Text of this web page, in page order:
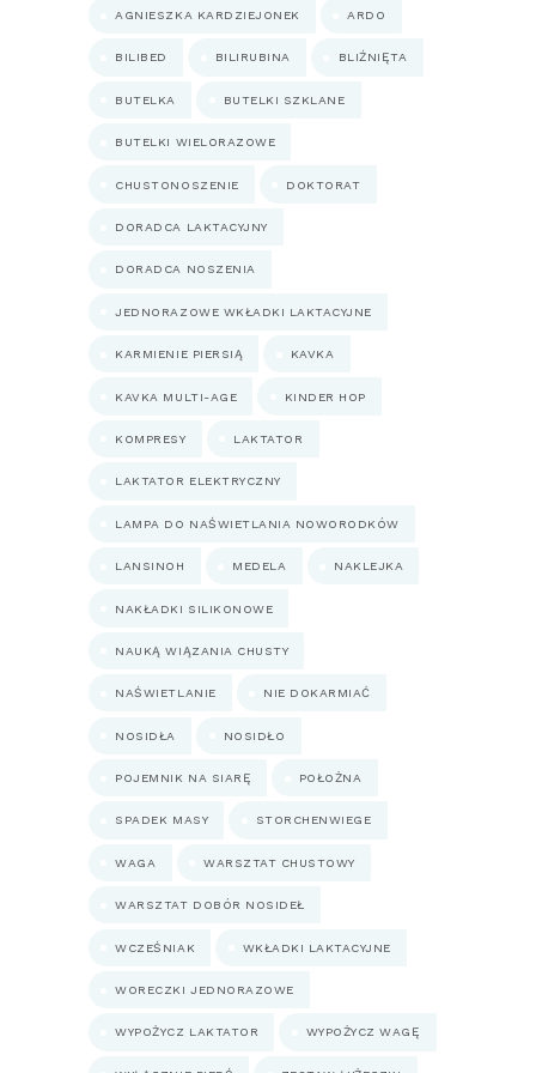
AGNIESZKA KARDZIEJONEK ARDO
BILIBED BILIRUBINA BLIŹNIĘTA
BUTELKA BUTELKI SZKLANE
BUTELKI WIELORAZOWE
CHUSTONOSZENIE DOKTORAT
DORADCA LAKTACYJNY
DORADCA NOSZENIA
JEDNORAZOWE WKŁADKI LAKTACYJNE
KARMIENIE PIERSIĄ KAVKA
KAVKA MULTI-AGE KINDER HOP
KOMPRESY LAKTATOR
LAKTATOR ELEKTRYCZNY
LAMPA DO NAŚWIETLANIA NOWORODKÓW
LANSINOH MEDELA NAKLEJKA
NAKŁADKI SILIKONOWE
NAUKĄ WIĄZANIA CHUSTY
NAŚWIETLANIE NIE DOKARMIAĆ
NOSIDŁA NOSIDŁO
POJEMNIK NA SIARĘ POŁOŻNA
SPADEK MASY STORCHENWIEGE
WAGA WARSZTAT CHUSTOWY
WARSZTAT DOBÓR NOSIDEŁ
WCZEŚNIAK WKŁADKI LAKTACYJNE
WORECZKI JEDNORAZOWE
WYPOŻYCZ LAKTATOR WYPOŻYCZ WAGĘ